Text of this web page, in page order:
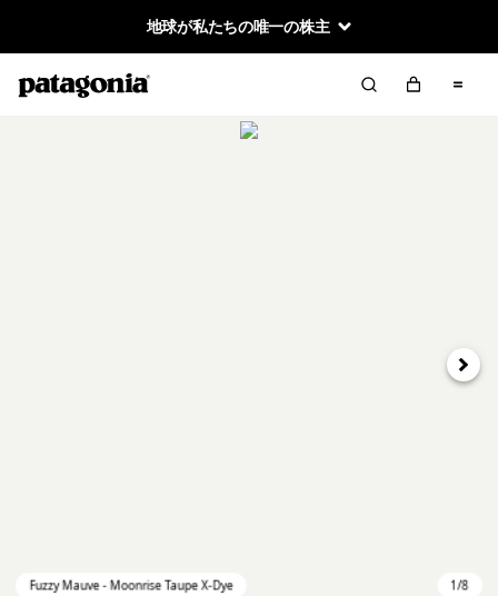
地球が私たちの唯一の株主
次へ